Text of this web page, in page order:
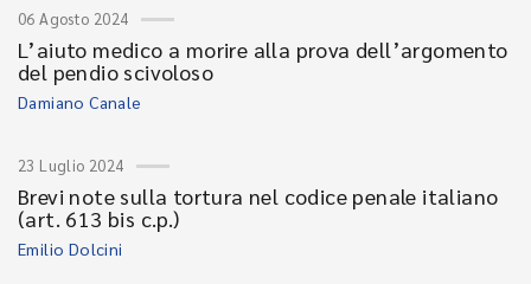
06 Agosto 2024
L’aiuto medico a morire alla prova dell’argomento
del pendio scivoloso
Damiano Canale
23 Luglio 2024
Brevi note sulla tortura nel codice penale italiano
(art. 613 bis c.p.)
Emilio Dolcini